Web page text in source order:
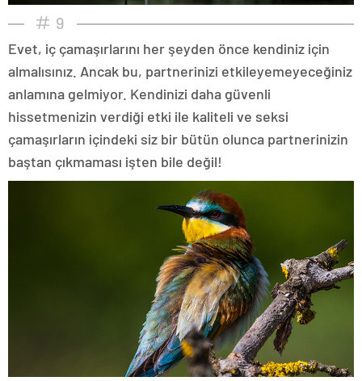
9
Evet, iç çamaşırlarını her şeyden önce kendiniz için
almalısınız. Ancak bu, partnerinizi etkileyemeyeceğiniz
anlamına gelmiyor. Kendinizi daha güvenli
hissetmenizin verdiği etki ile kaliteli ve seksi
çamaşırların içindeki siz bir bütün olunca partnerinizin
baştan çıkmaması işten bile değil!